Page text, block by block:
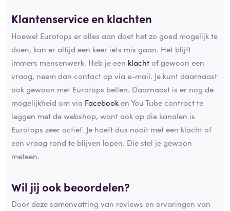
Klantenservice en klachten
Hoewel Eurotops er alles aan doet het zo goed mogelijk te
doen, kan er altijd een keer iets mis gaan. Het blijft
immers mensenwerk. Heb je een klachtof gewoon een
vraag, neem dan contact op via e-mail. Je kunt daarnaast
ook gewoon met Eurotops bellen. Daarnaast is er nog de
mogelijkheid om via Facebooken You Tube contract te
leggen met de webshop, want ook op die kanalen is
Eurotops zeer actief. Je hoeft dus nooit met een klacht of
een vraag rond te blijven lopen. Die stel je gewoon
meteen.
Wil jij ook beoordelen?
Door deze samenvatting van reviews en ervaringen van